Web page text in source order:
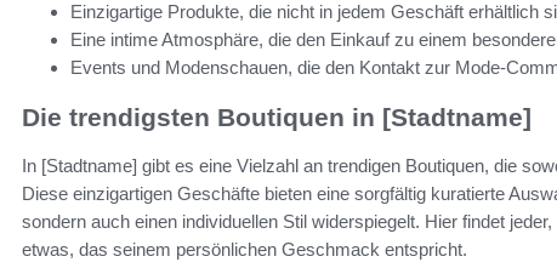
Einzigartige Produkte, die nicht in jedem Geschäft erhältlich
Eine intime Atmosphäre, die den Einkauf zu einem
Events und Modenschauen, die den Kontakt zur Mode-
Die trendigsten Boutiquen in [Stadtname]
In [Stadtname] gibt es eine Vielzahl an trendigen Boutiquen, die
Diese einzigartigen Geschäfte bieten eine sorgfältig kuratierte
sondern auch einen individuellen Stil widerspiegelt. Hier findet
etwas, das seinem persönlichen Geschmack entspricht.